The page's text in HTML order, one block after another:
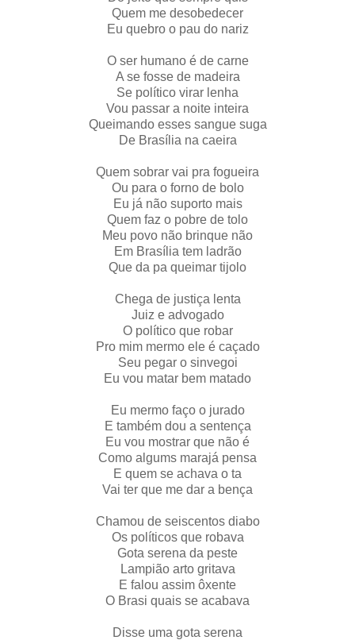
Quem me desobedecer
Eu quebro o pau do nariz
O ser humano é de carne
A se fosse de madeira
Se político virar lenha
Vou passar a noite inteira
Queimando esses sangue suga
De Brasília na caeira
Quem sobrar vai pra fogueira
Ou para o forno de bolo
Eu já não suporto mais
Quem faz o pobre de tolo
Meu povo não brinque não
Em Brasília tem ladrão
Que da pa queimar tijolo
Chega de justiça lenta
Juiz e advogado
O político que robar
Pro mim mermo ele é caçado
Seu pegar o sinvegoi
Eu vou matar bem matado
Eu mermo faço o jurado
E também dou a sentença
Eu vou mostrar que não é
Como algums marajá pensa
E quem se achava o ta
Vai ter que me dar a bença
Chamou de seiscentos diabo
Os políticos que robava
Gota serena da peste
Lampião arto gritava
E falou assim ôxente
O Brasi quais se acabava
Disse uma gota serena